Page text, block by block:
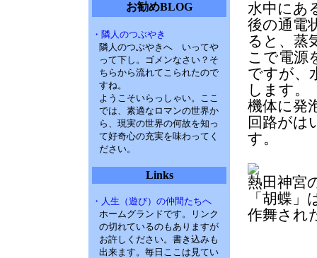
お勧めBLOG
・隣人のつぶやき
隣人のつぶやきへ いってや
って下し。ゴメンなさい？そ
ちらから流れてこられたので
すね。
ようこそいらっしゃい。ここ
では、素適なロマンの世界か
ら、現実の世界の何故を知っ
て好奇心の充実を味わってく
ださい。
Links
・人生（遊び）の仲間たちへ
ホームグランドです。リンク
の切れているのもありますが
お許しください。書き込みも
出来ます。毎日ここは見てい
水中にあ
後の通電
ると、蒸
こで電源
ですが、
します。
機体に発
回路がは
す。
熱田神宮
「胡蝶
作舞され